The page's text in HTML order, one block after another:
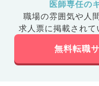
医師専任の
職場の雰囲気や人
求人票に掲載されて
無料転職